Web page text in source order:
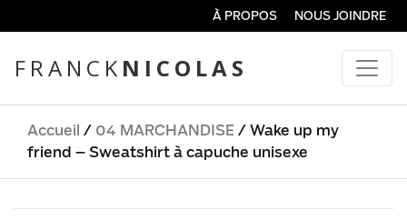
À PROPOS NOUS JOINDRE
FRANCK NICOLAS
Accueil / 04 MARCHANDISE/ Wake up my
friend – Sweatshirt à capuche unisexe